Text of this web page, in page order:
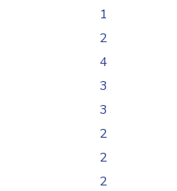
1
2
4
3
3
2
2
2